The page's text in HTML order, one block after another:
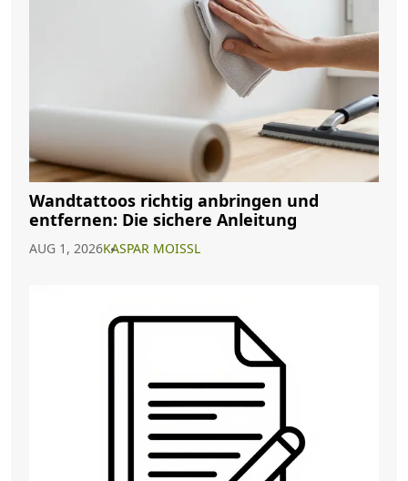
Wandtattoos richtig anbringen und
entfernen: Die sichere Anleitung
AUG 1, 2026KASPAR MOISSL